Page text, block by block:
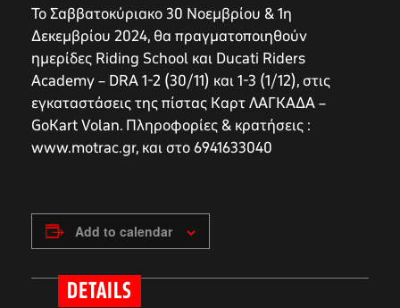
Το Σαββατοκύριακο 30 Νοεμβρίου & 1η
Δεκεμβρίου 2024, θα πραγματοποιηθούν
ημερίδες Riding School και Ducati Riders
Academy – DRA 1-2 (30/11) και 1-3 (1/12), στις
εγκαταστάσεις της πίστας Καρτ ΛΑΓΚΑΔΑ –
GoΚart Volan. Πληροφορίες & κρατήσεις :
www.motrac.gr, και στο 6941633040
Add to calendar
DETAILS